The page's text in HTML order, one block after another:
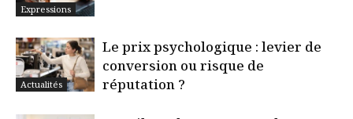
Expressions
Actualités
Le prix psychologique : levier de
conversion ou risque de
réputation ?